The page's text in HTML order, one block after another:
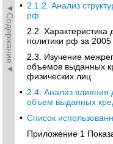
◄Содержание◄
• 2.1.2. Анализ
рф
2.2. Характеристика
политики рф за 2005
2.3. Изучение
объемов выданных
физических лиц
• 2.4. Анализ
объем выданных
• Список
Приложение 1